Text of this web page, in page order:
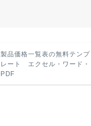
製品価格一覧表の無料テンプ
レート エクセル・ワード・
PDF